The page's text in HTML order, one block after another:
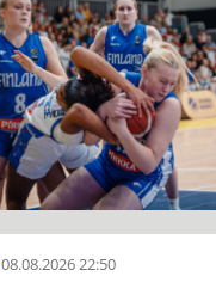
08.08.2026 22:50